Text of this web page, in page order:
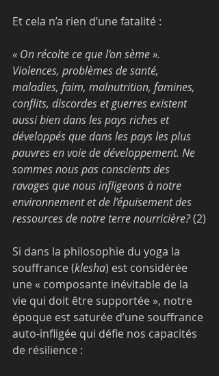
Et cela n’a rien d’une fatalité :
« On récolte ce que l’on sème ».
Violences, problèmes de santé,
maladies, faim, malnutrition, famines,
conflits, discordes et guerres existent
aussi bien dans les pays riches et
développés que dans les pays les plus
pauvres en voie de développement. Ne
sommes nous pas conscients des
ravages que nous infligeons à notre
environnement et de l’épuisement des
ressources de notre terre nourricière? (2)
Si dans la philosophie du yoga la
souffrance (klesha) est considérée
une « composante inévitable de la
vie qui doit être supportée », notre
époque est saturée d’une souffrance
auto-infligée qui défie nos capacités
de résilience :